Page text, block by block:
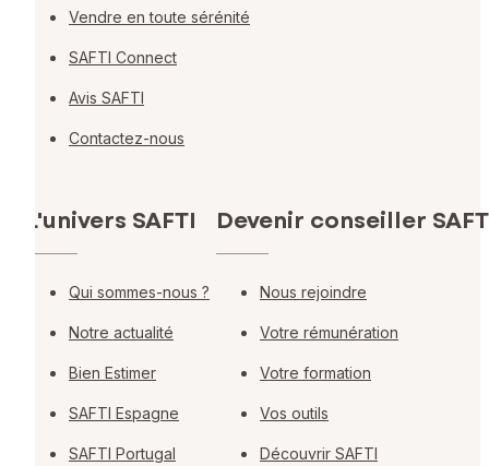
Vendre en toute sérénité
SAFTI Connect
Avis SAFTI
Contactez-nous
L'univers SAFTI
Qui sommes-nous ?
Notre actualité
Bien Estimer
SAFTI Espagne
SAFTI Portugal
Devenir conseiller
Nous rejoindre
Votre rémunération
Votre formation
Vos outils
Découvrir SAFTI